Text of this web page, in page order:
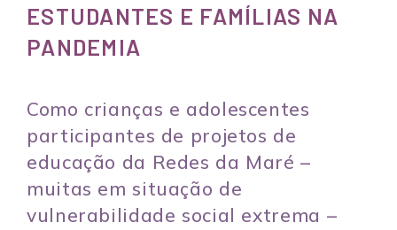
ESTUDANTES E FAMÍLIAS NA
PANDEMIA
Como crianças e adolescentes
participantes de projetos de
educação da Redes da Maré –
muitas em situação de
vulnerabilidade social extrema –